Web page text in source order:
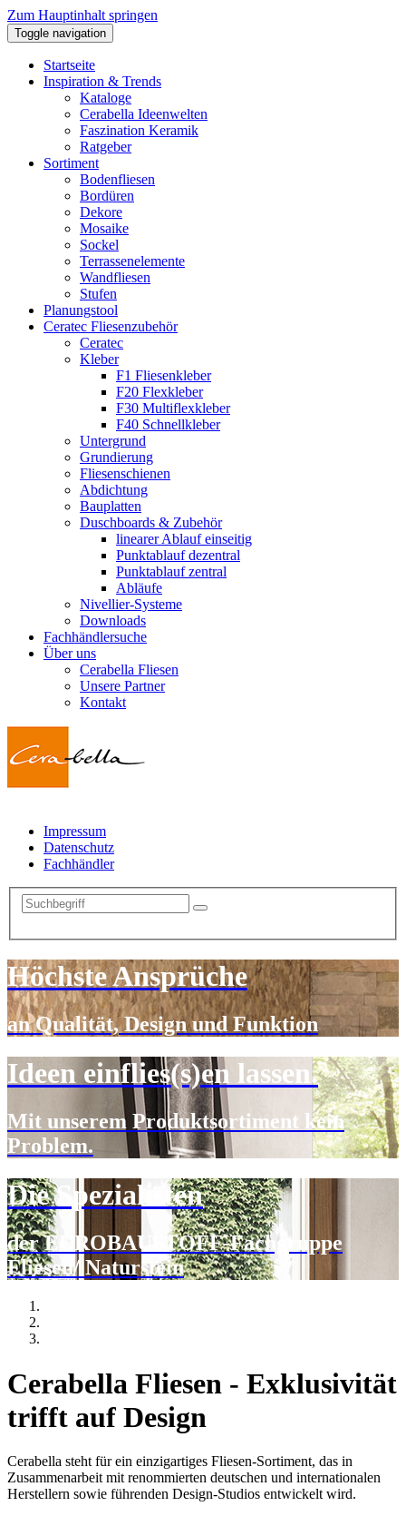
Zum Hauptinhalt springen
Toggle navigation
Startseite
Inspiration & Trends
Kataloge
Cerabella Ideenwelten
Faszination Keramik
Ratgeber
Sortiment
Bodenfliesen
Bordüren
Dekore
Mosaike
Sockel
Terrassenelemente
Wandfliesen
Stufen
Planungstool
Ceratec Fliesenzubehör
Ceratec
Kleber
F1 Fliesenkleber
F20 Flexkleber
F30 Multiflexkleber
F40 Schnellkleber
Untergrund
Grundierung
Fliesenschienen
Abdichtung
Bauplatten
Duschboards & Zubehör
linearer Ablauf einseitig
Punktablauf dezentral
Punktablauf zentral
Abläufe
Nivellier-Systeme
Downloads
Fachhändlersuche
Über uns
Cerabella Fliesen
Unsere Partner
Kontakt
Impressum
Datenschutz
Fachhändler
Höchste Ansprüche
an Qualität, Design und Funktion
Ideen einflies(s)en lassen.
Mit unserem Produktsortiment kein
Problem.
Die Spezialisten
der EUROBAUSTOFF-Fachgruppe
Fliesen/ Naturstein
Cerabella Fliesen - Exklusivität
trifft auf Design
Cerabella steht für ein einzigartiges Fliesen-Sortiment, das in
Zusammenarbeit mit renommierten deutschen und internationalen
Herstellern sowie führenden Design-Studios entwickelt wird.